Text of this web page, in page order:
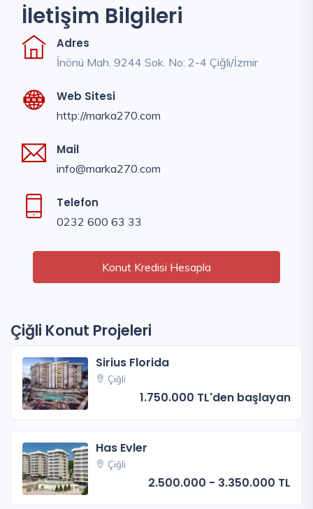
İletişim Bilgileri
Adres
İnönü Mah. 9244 Sok. No: 2-4 Çiğli/İzmir
Web Sitesi
http://marka270.com
Mail
info@marka270.com
Telefon
0232 600 63 33
Konut Kredisi Hesapla
Çiğli Konut Projeleri
Sirius Florida
Çiğli
1.750.000 TL'den başlayan
Has Evler
Çiğli
2.500.000 - 3.350.000 TL